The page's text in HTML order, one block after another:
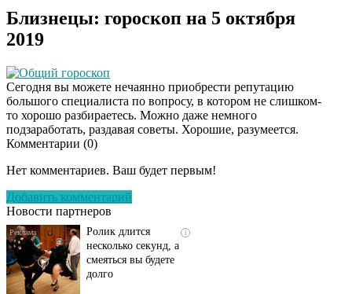
Близнецы: гороскоп на 5 октября
2019
Общий гороскоп
Сегодня вы можете нечаянно приобрести репутацию
большого специалиста по вопросу, в котором не слишком-
то хорошо разбираетесь. Можно даже немного
подзаработать, раздавая советы. Хорошие, разумеется.
Комментарии (0)
Нет комментариев. Ваш будет первым!
Добавить комментарий
Новости партнеров
Скрытая камера на
люди вытворяют, когда
Ролик длится
несколько секунд, а
смеяться вы будете